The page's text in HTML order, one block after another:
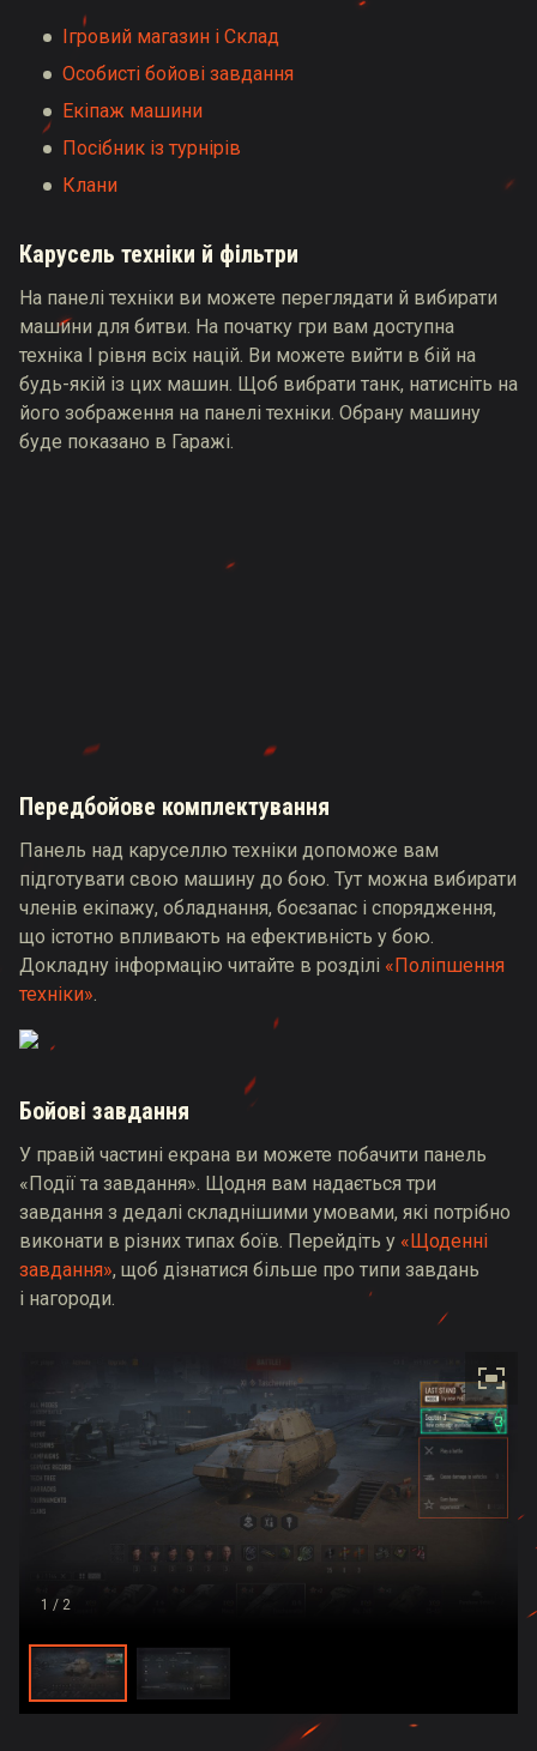
Ігровий магазин і Склад
Особисті бойові завдання
Екіпаж машини
Посібник із турнірів
Клани
Карусель техніки й фільтри
На панелі техніки ви можете переглядати й вибирати
машини для битви. На початку гри вам доступна
техніка I рівня всіх націй. Ви можете вийти в бій на
будь-якій із цих машин. Щоб вибрати танк, натисніть на
його зображення на панелі техніки. Обрану машину
буде показано в Гаражі.
Передбойове комплектування
Панель над каруселлю техніки допоможе вам
підготувати свою машину до бою. Тут можна вибирати
членів екіпажу, обладнання, боєзапас і спорядження,
що істотно впливають на ефективність у бою.
Докладну інформацію читайте в розділі «Поліпшення
техніки».
Бойові завдання
У правій частині екрана ви можете побачити панель
«Події та завдання». Щодня вам надається три
завдання з дедалі складнішими умовами, які потрібно
виконати в різних типах боїв. Перейдіть у «Щоденні
завдання», щоб дізнатися більше про типи завдань
і нагороди.
1 / 2